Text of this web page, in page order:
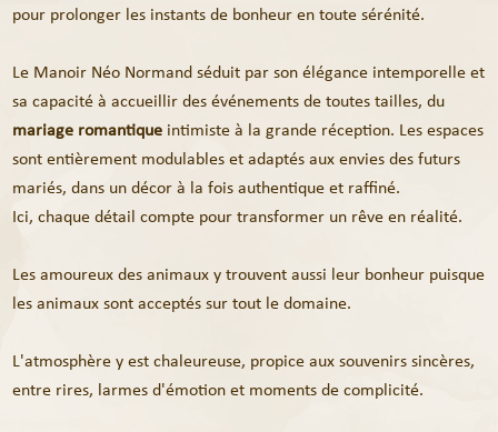
pour prolonger les instants de bonheur en toute sérénité.
Le Manoir Néo Normand séduit par son élégance intemporelle et
sa capacité à accueillir des événements de toutes tailles, du
mariage romantique intimiste à la grande réception. Les espaces
sont entièrement modulables et adaptés aux envies des futurs
mariés, dans un décor à la fois authentique et raffiné.
Ici, chaque détail compte pour transformer un rêve en réalité.
Les amoureux des animaux y trouvent aussi leur bonheur puisque
les animaux sont acceptés sur tout le domaine.
L'atmosphère y est chaleureuse, propice aux souvenirs sincères,
entre rires, larmes d'émotion et moments de complicité.